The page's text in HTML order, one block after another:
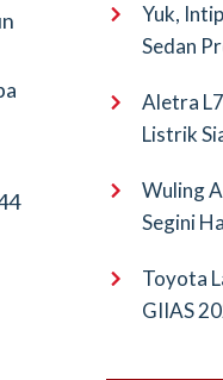
Yuk,
Sedan
Aletra
Listrik
Wuling
Segini
Toyota
GIIAS